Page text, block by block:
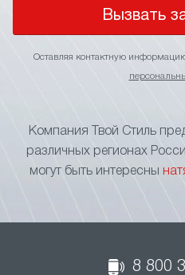
Вызвать
Оставляя контактную
Компания Твой Стиль
различных регионах
могут быть интересны
8 800